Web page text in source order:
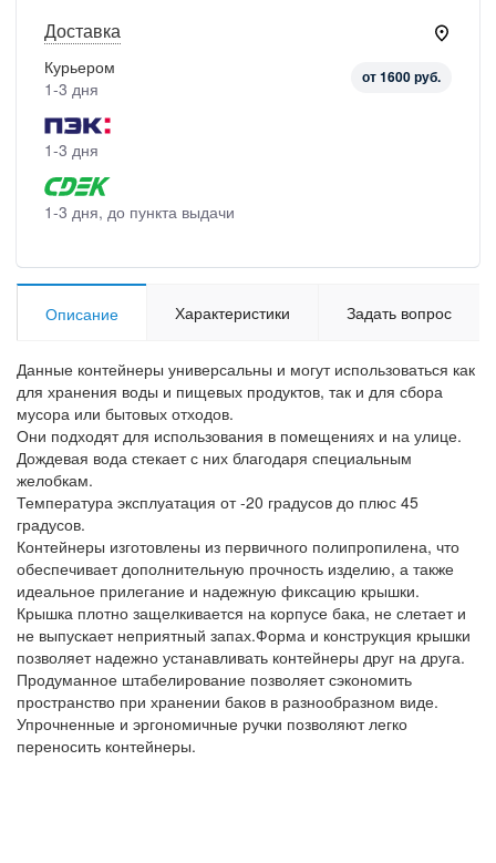
Доставка
Курьером
1-3 дня
от 1600 руб.
1-3 дня
1-3 дня, до пункта выдачи
Описание Характеристики Задать вопрос
Данные контейнеры универсальны и могут использоваться как
для хранения воды и пищевых продуктов, так и для сбора
мусора или бытовых отходов.
Они подходят для использования в помещениях и на улице.
Дождевая вода стекает с них благодаря специальным
желобкам.
Температура эксплуатация от -20 градусов до плюс 45
градусов.
Контейнеры изготовлены из первичного полипропилена, что
обеспечивает дополнительную прочность изделию, а также
идеальное прилегание и надежную фиксацию крышки.
Крышка плотно защелкивается на корпусе бака, не слетает и
не выпускает неприятный запах.Форма и конструкция крышки
позволяет надежно устанавливать контейнеры друг на друга.
Продуманное штабелирование позволяет сэкономить
пространство при хранении баков в разнообразном виде.
Упрочненные и эргономичные ручки позволяют легко
переносить контейнеры.